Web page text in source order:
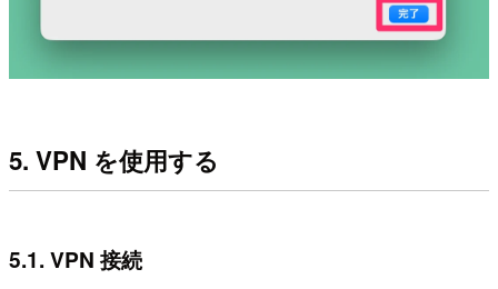
5. VPN を使用する
5.1. VPN 接続